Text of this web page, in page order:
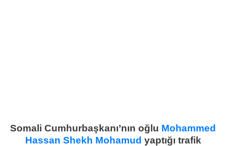
Somali Cumhurbaşkanı’nın oğlu Mohammed
Hassan Shekh Mohamud yaptığı trafik